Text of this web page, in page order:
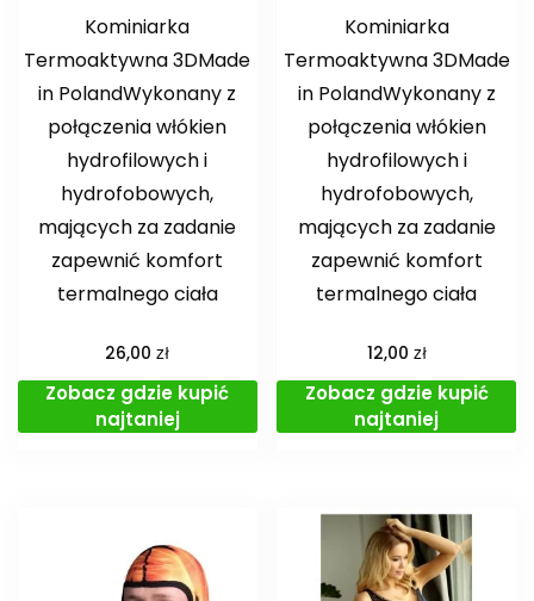
Kominiarka
Termoaktywna 3DMade
in PolandWykonany z
połączenia włókien
hydrofilowych i
hydrofobowych,
mających za zadanie
zapewnić komfort
termalnego ciała
26,00zł
Zobacz gdzie kupić
najtaniej
Kominiarka
Termoaktywna 3DMade
in PolandWykonany z
połączenia włókien
hydrofilowych i
hydrofobowych,
mających za zadanie
zapewnić komfort
termalnego ciała
12,00 zł
Zobacz gdzie kupić
najtaniej